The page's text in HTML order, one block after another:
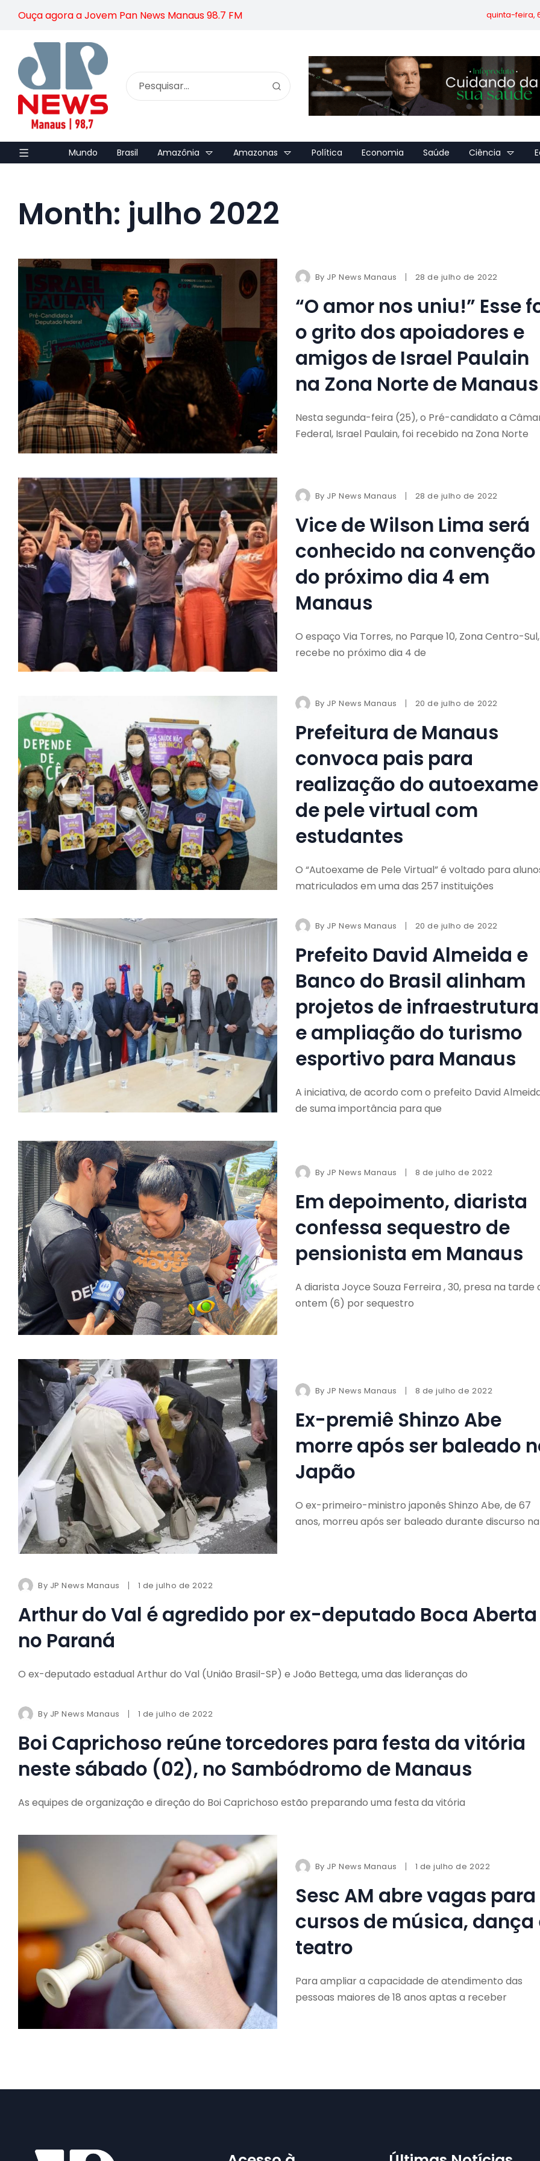
Ouça agora a Jovem Pan News Manaus 98.7 FM quinta-feira,
Mundo Brasil Amazônia Amazonas Política Economia Saúde Ciência
Month: julho 2022
By JP News Manaus 28 de julho de 2022
“O amor nos uniu!” Esse foi
o grito dos apoiadores e
amigos de Israel Paulain
na Zona Norte de Manaus
Nesta segunda-feira (25), o Pré-candidato a
Federal, Israel Paulain, foi recebido na Zona Norte
By JP News Manaus 28 de julho de 2022
Vice de Wilson Lima será
conhecido na convenção
do próximo dia 4 em
Manaus
O espaço Via Torres, no Parque 10, Zona Centro-Sul,
recebe no próximo dia 4 de
By JP News Manaus 20 de julho de 2022
Prefeitura de Manaus
convoca pais para
realização do autoexame
de pele virtual com
estudantes
O “Autoexame de Pele Virtual” é voltado para
matriculados em uma das 257 instituições
By JP News Manaus 20 de julho de 2022
Prefeito David Almeida e
Banco do Brasil alinham
projetos de infraestrutura
e ampliação do turismo
esportivo para Manaus
A iniciativa, de acordo com o prefeito David
de suma importância para que
By JP News Manaus 8 de julho de 2022
Em depoimento, diarista
confessa sequestro de
pensionista em Manaus
A diarista Joyce Souza Ferreira , 30, presa na tarde
ontem (6) por sequestro
By JP News Manaus 8 de julho de 2022
Ex-premiê Shinzo Abe
morre após ser baleado
Japão
O ex-primeiro-ministro japonês Shinzo Abe, de 67
anos, morreu após ser baleado durante discurso na
By JP News Manaus 1 de julho de 2022
Arthur do Val é agredido por ex-deputado Boca Aberta
no Paraná
O ex-deputado estadual Arthur do Val (União Brasil-SP) e João Bettega, uma das lideranças do
By JP News Manaus 1 de julho de 2022
Boi Caprichoso reúne torcedores para festa da vitória
neste sábado (02), no Sambódromo de Manaus
As equipes de organização e direção do Boi Caprichoso estão preparando uma festa da vitória
By JP News Manaus 1 de julho de 2022
Sesc AM abre vagas para
cursos de música, dança
teatro
Para ampliar a capacidade de atendimento das
pessoas maiores de 18 anos aptas a receber